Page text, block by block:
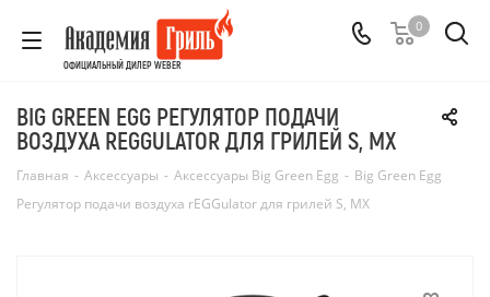
ОФИЦИАЛЬНЫЙ ДИЛЕР WEBER
0
BIG GREEN EGG РЕГУЛЯТОР ПОДАЧИ
ВОЗДУХА REGGULATOR ДЛЯ ГРИЛЕЙ S, MX
Главная - Аксессуары - Аксессуары Big Green Egg - Big Green Egg
Регулятор подачи воздуха rEGGulator для грилей S, MX